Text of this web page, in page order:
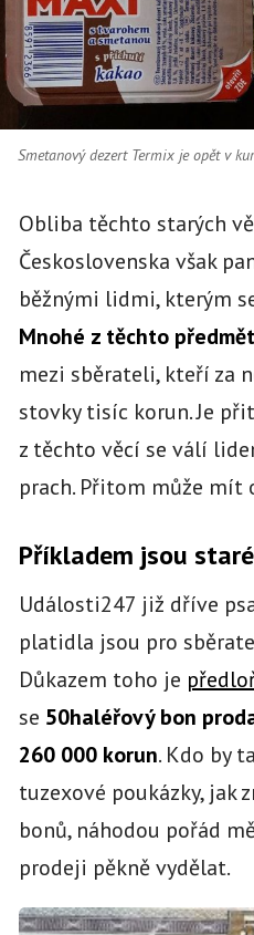
Smetanový dezert Termix je opět v
Obliba těchto starých
Československa však
běžnými lidmi, kterým
Mnohé z těchto
mezi sběrateli, kteří za
stovky tisíc korun. Je
z těchto věcí se válí
prach. Přitom může mít
Příkladem jsou
Události247 již dříve
platidla jsou pro
Důkazem toho je
se 50haléřový bon
260 000 korun. Kdo by
tuzexové poukázky, jak
bonů, náhodou pořád
prodeji pěkně vydělat.